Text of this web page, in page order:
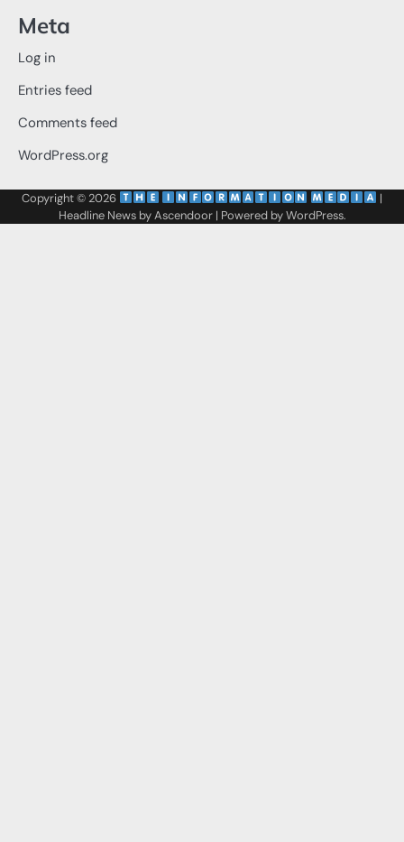
Meta
Log in
Entries feed
Comments feed
WordPress.org
Copyright © 2026
|
Headline News byAscendoor| Powered byWordPress.